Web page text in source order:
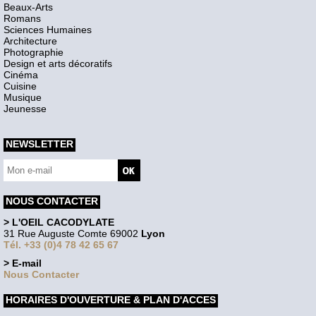
Beaux-Arts
Romans
Sciences Humaines
Architecture
Photographie
Design et arts décoratifs
Cinéma
Cuisine
Musique
Jeunesse
NEWSLETTER
NOUS CONTACTER
> L'OEIL CACODYLATE
31 Rue Auguste Comte 69002 Lyon
Tél. +33 (0)4 78 42 65 67
> E-mail
Nous Contacter
HORAIRES D'OUVERTURE & PLAN D'ACCES